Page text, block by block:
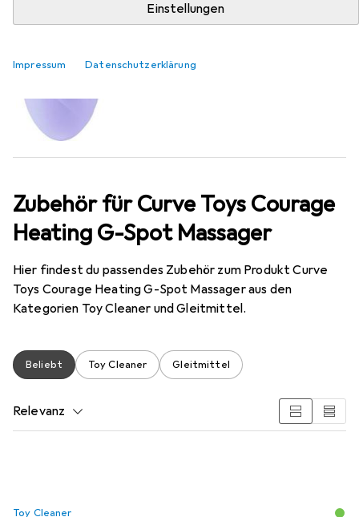
Einstellungen
Impressum Datenschutzerklärung
Zubehör für Curve Toys Courage
Heating G-Spot Massager
Hier findest du passendes Zubehör zum Produkt Curve
Toys Courage Heating G-Spot Massager aus den
Kategorien Toy Cleaner und Gleitmittel.
Beliebt Toy Cleaner Gleitmittel
Relevanz
Toy Cleaner